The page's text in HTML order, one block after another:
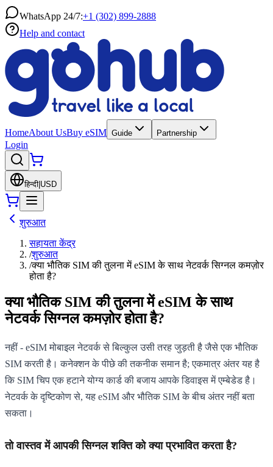
WhatsApp 24/7:+1 (302) 899-2888
Help and contact
HomeAbout UsBuy eSIM Guide Partnership
Login
हिन्दी USD
शुरुआत
सहायता केंद्र
/शुरुआत
/क्या भौतिक SIM की तुलना में eSIM के साथ नेटवर्क सिग्नल कमज़ोर
होता है?
क्या भौतिक SIM की तुलना में eSIM के साथ
नेटवर्क सिग्नल कमज़ोर होता है?
नहीं - eSIM मोबाइल नेटवर्क से बिल्कुल उसी तरह जुड़ती है जैसे एक भौतिक
SIM करती है। कनेक्शन के पीछे की तकनीक समान है; एकमात्र अंतर यह है
कि SIM चिप एक हटाने योग्य कार्ड की बजाय आपके डिवाइस में एम्बेडेड है।
नेटवर्क के दृष्टिकोण से, यह eSIM और भौतिक SIM के बीच अंतर नहीं बता
सकता।
तो वास्तव में आपकी सिग्नल शक्ति को क्या प्रभावित करता है?